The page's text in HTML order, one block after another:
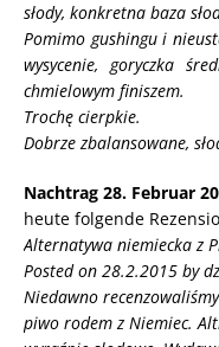
słody, konkretna baza
Pomimo gushingu i
wysycenie, goryczka
chmielowym finiszem.
Trochę cierpkie.
Dobrze zbalansowane,
Nachtrag 28. Februar
heute folgende
Alternatywa niemiecka z
Posted on 28.2.2015 by
Niedawno
piwo rodem z Niemiec.